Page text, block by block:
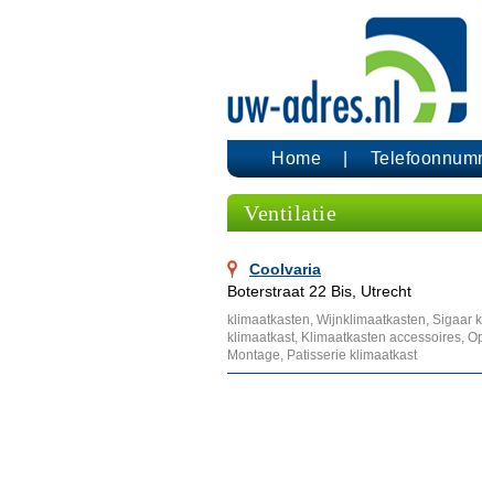
Home
Ventilatie
Coolvaria
Boterstraat 22 Bis, Utrecht
klimaatkasten, Wijnklimaatkasten, Sigaar
klimaatkast, Klimaatkasten accessoires,
Montage, Patisserie klimaatkast